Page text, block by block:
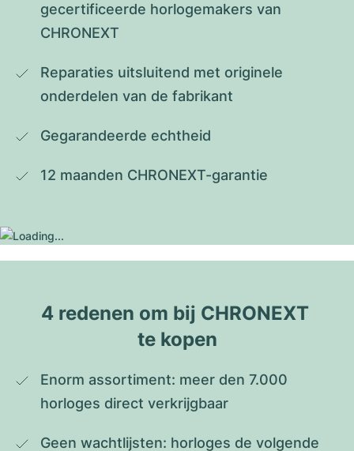
gecertificeerde horlogemakers van
CHRONEXT
Reparaties uitsluitend met originele
onderdelen van de fabrikant
Gegarandeerde echtheid
12 maanden CHRONEXT-garantie
4 redenen om bij CHRONEXT
te kopen
Enorm assortiment: meer den 7.000
horloges direct verkrijgbaar
Geen wachtlijsten: horloges de volgende